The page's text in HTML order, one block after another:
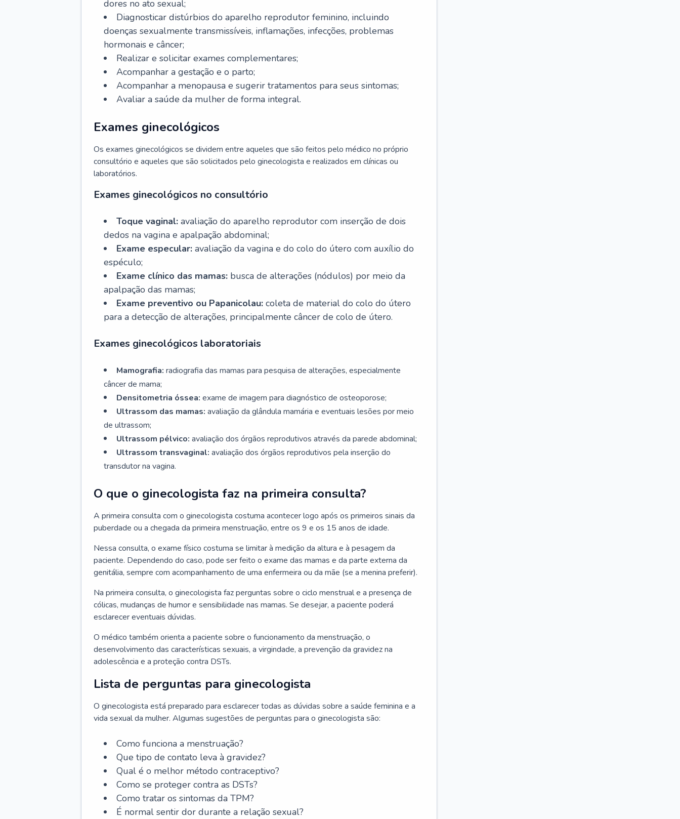
dores no ato sexual;
Diagnosticar distúrbios do aparelho reprodutor feminino, incluindo
doenças sexualmente transmissíveis, inflamações, infecções, problemas
hormonais e câncer;
Realizar e solicitar exames complementares;
Acompanhar a gestação e o parto;
Acompanhar a menopausa e sugerir tratamentos para seus sintomas;
Avaliar a saúde da mulher de forma integral.
Exames ginecológicos
Os exames ginecológicos se dividem entre aqueles que são feitos pelo médico no próprio
consultório e aqueles que são solicitados pelo ginecologista e realizados em clínicas ou
laboratórios.
Exames ginecológicos no consultório
Toque vaginal: avaliação do aparelho reprodutor com inserção de dois
dedos na vagina e apalpação abdominal;
Exame especular: avaliação da vagina e do colo do útero com auxílio do
espéculo;
Exame clínico das mamas: busca de alterações (nódulos) por meio da
apalpação das mamas;
Exame preventivo ou Papanicolau: coleta de material do colo do útero
para a detecção de alterações, principalmente câncer de colo de útero.
Exames ginecológicos laboratoriais
Mamografia: radiografia das mamas para pesquisa de alterações, especialmente
câncer de mama;
Densitometria óssea: exame de imagem para diagnóstico de osteoporose;
Ultrassom das mamas: avaliação da glândula mamária e eventuais lesões por meio
de ultrassom;
Ultrassom pélvico: avaliação dos órgãos reprodutivos através da parede abdominal;
Ultrassom transvaginal: avaliação dos órgãos reprodutivos pela inserção do
transdutor na vagina.
O que o ginecologista faz na primeira consulta?
A primeira consulta com o ginecologista costuma acontecer logo após os primeiros sinais da
puberdade ou a chegada da primeira menstruação, entre os 9 e os 15 anos de idade.
Nessa consulta, o exame físico costuma se limitar à medição da altura e à pesagem da
paciente. Dependendo do caso, pode ser feito o exame das mamas e da parte externa da
genitália, sempre com acompanhamento de uma enfermeira ou da mãe (se a menina preferir).
Na primeira consulta, o ginecologista faz perguntas sobre o ciclo menstrual e a presença de
cólicas, mudanças de humor e sensibilidade nas mamas. Se desejar, a paciente poderá
esclarecer eventuais dúvidas.
O médico também orienta a paciente sobre o funcionamento da menstruação, o
desenvolvimento das características sexuais, a virgindade, a prevenção da gravidez na
adolescência e a proteção contra DSTs.
Lista de perguntas para ginecologista
O ginecologista está preparado para esclarecer todas as dúvidas sobre a saúde feminina e a
vida sexual da mulher. Algumas sugestões de perguntas para o ginecologista são:
Como funciona a menstruação?
Que tipo de contato leva à gravidez?
Qual é o melhor método contraceptivo?
Como se proteger contra as DSTs?
Como tratar os sintomas da TPM?
É normal sentir dor durante a relação sexual?